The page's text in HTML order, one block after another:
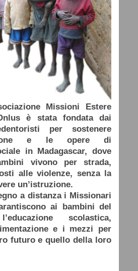
Missioni Estere
è stata fondata dai
per sostenere
e le opere di
in Madagascar, dove
vivono per strada,
alle violenze, senza la
un’istruzione.
a distanza i Missionari
ai bambini del
scolastica,
e i mezzi per
futuro e quello della loro